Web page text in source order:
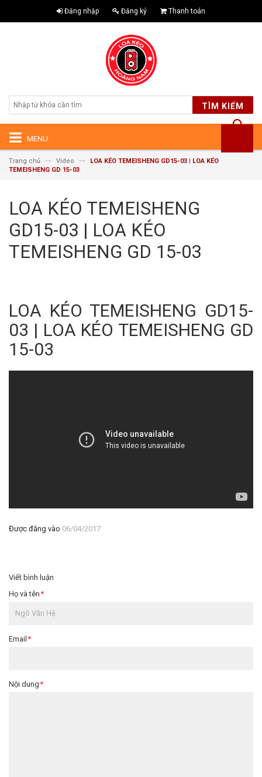
Đăng nhập Đăng ký Thanh toán
TÌM KIẾM
MENU
Trang chủ Video
LOA KÉO TEMEISHENG GD15-03 | LOA KÉO
TEMEISHENG GD 15-03
LOA KÉO TEMEISHENG
GD15-03 | LOA KÉO
TEMEISHENG GD 15-03
LOA KÉO TEMEISHENG GD15-
03 | LOA KÉO TEMEISHENG GD
15-03
Được đăng vào 06/04/2017
Viết bình luận
Họ và tên *
Email *
Nội dung *